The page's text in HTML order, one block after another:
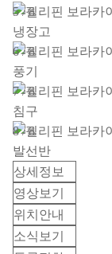
5 / 8
6 / 8
7 / 8
8 / 8
상세정보
영상보기
위치안내
소식보기